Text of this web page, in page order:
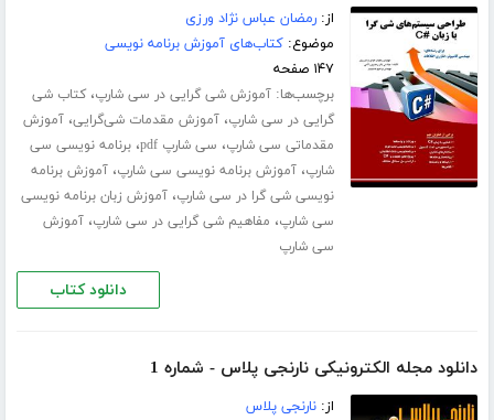
از:رمضان عباس نژاد ورزی
موضوع:کتاب‌های آموزش برنامه نویسی
۱۴۷ صفحه
برچسب‌ها:آموزش شی گرایی در سی شارپ،کتاب شی
گرایی در سی شارپ،آموزش مقدمات شی‌گرایی،آموزش
مقدماتی سی شارپ، سی شارپ pdf ،برنامه نویسی سی
شارپ،آموزش برنامه ­نویسی سی شارپ،آموزش برنامه
نویسی شی گرا در سی شارپ،آموزش زبان برنامه ­نویسی
سی شارپ، مفاهیم شی گرایی در سی شارپ،آموزش
سی شارپ
دانلود کتاب
دانلود مجله الکترونیکی نارنجی پلاس - شماره 1
از:نارنجی پلاس